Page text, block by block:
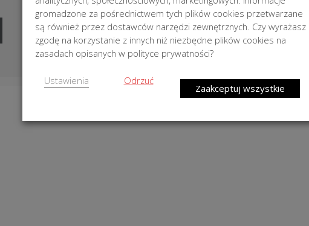
gromadzone za pośrednictwem tych plików cookies przetwarzane
są również przez dostawców narzędzi zewnętrznych. Czy wyrażasz
zgodę na korzystanie z innych niż niezbędne plików cookies na
zasadach opisanych w polityce prywatności?
Ustawienia Odrzuć
Zaakceptuj wszystkie